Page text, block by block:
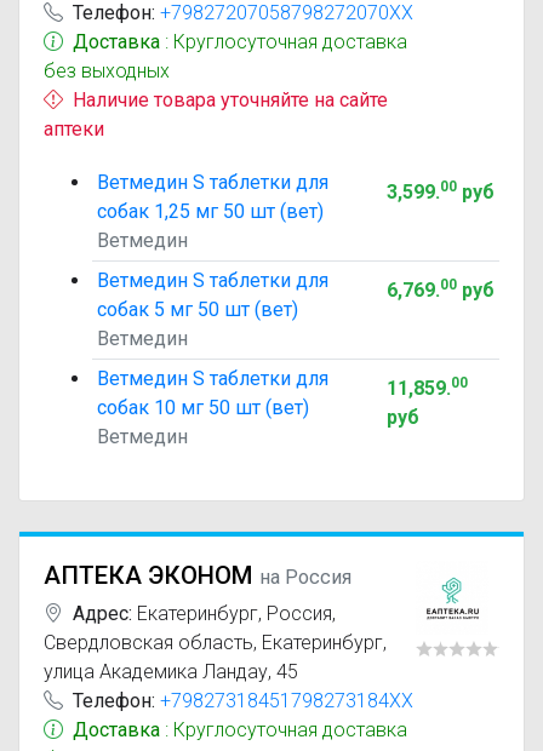
Телефон: +79827207058798272070XX
Доставка : Круглосуточная доставка
без выходных
Наличие товара уточняйте на сайте
аптеки
Ветмедин S таблетки для
собак 1,25 мг 50 шт (вет)
Ветмедин
3,599.00руб
Ветмедин S таблетки для
собак 5 мг 50 шт (вет)
Ветмедин
6,769.00руб
Ветмедин S таблетки для
собак 10 мг 50 шт (вет)
Ветмедин
11,859.00
руб
АПТЕКА ЭКОНОМ на Россия
Адрес: Екатеринбург, Россия,
Свердловская область, Екатеринбург,
улица Академика Ландау, 45
Телефон: +79827318451798273184XX
Доставка : Круглосуточная доставка